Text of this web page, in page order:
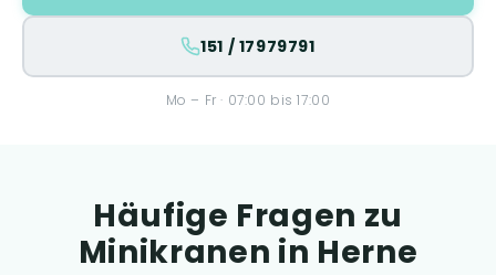
151 / 17979791
Mo – Fr · 07:00 bis 17:00
Häufige Fragen zu
Minikranen in Herne